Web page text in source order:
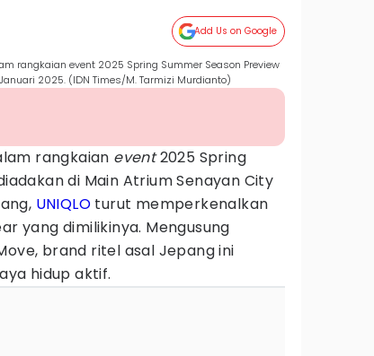
Add Us on Google
rangkaian event 2025 Spring Summer Season Preview
2025. (IDN Times/M. Tarmizi Murdianto)
rangkaian event2025 Spring
di Main Atrium Senayan City
UNIQLO turut memperkenalkan
yang dimilikinya. Mengusung
brand ritel asal Jepang ini
hidup aktif.